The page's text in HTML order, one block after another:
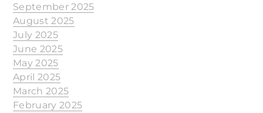
September 2025
August 2025
July 2025
June 2025
May 2025
April 2025
March 2025
February 2025